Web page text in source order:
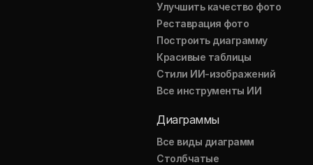
Улучшить качество фото
Реставрация фото
Построить диаграмму
Красивые таблицы
Стили ИИ-изображений
Все инструменты ИИ
Диаграммы
Все виды диаграмм
Столбчатые